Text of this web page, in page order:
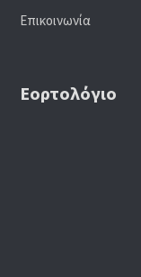
Επικοινωνία
Εορτολόγιο